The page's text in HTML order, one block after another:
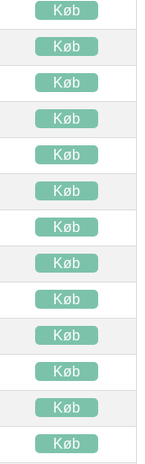
Køb
Køb
Køb
Køb
Køb
Køb
Køb
Køb
Køb
Køb
Køb
Køb
Køb